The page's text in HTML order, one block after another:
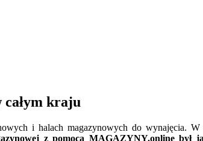
całym kraju
i halach magazynowych do wynajęcia.
z pomocą MAGAZYNY.online był